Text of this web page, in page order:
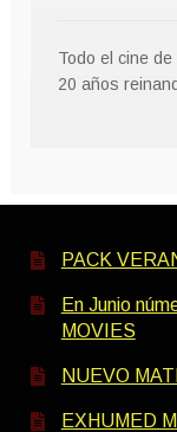
Todo el cine
20 años
PACK
En Junio
MOVIES
NUEVO
EXHUMED